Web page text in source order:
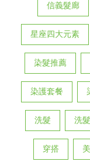
信義髮廊
星座四大元素
染髮推薦
染護套餐
洗髮 洗
穿搭